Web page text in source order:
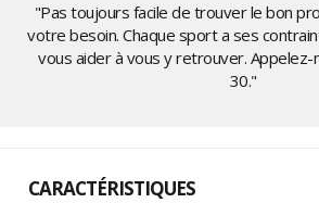
"Pas toujours facile de trouver le bon
votre besoin. Chaque sport a ses
vous aider à vous y retrouver.
30."
CARACTÉRISTIQUES